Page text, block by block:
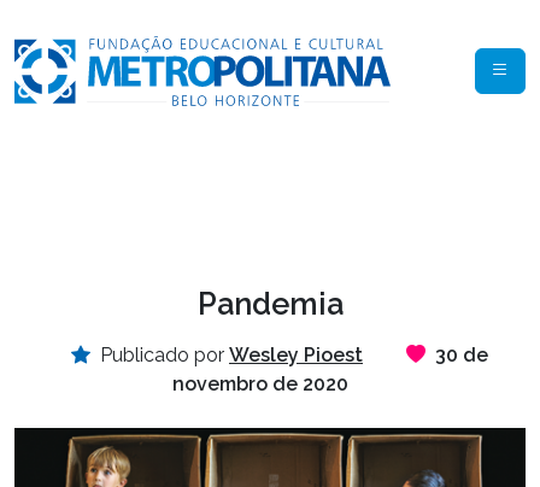
Pandemia
Publicado por Wesley Pioest
30 de
novembro de 2020